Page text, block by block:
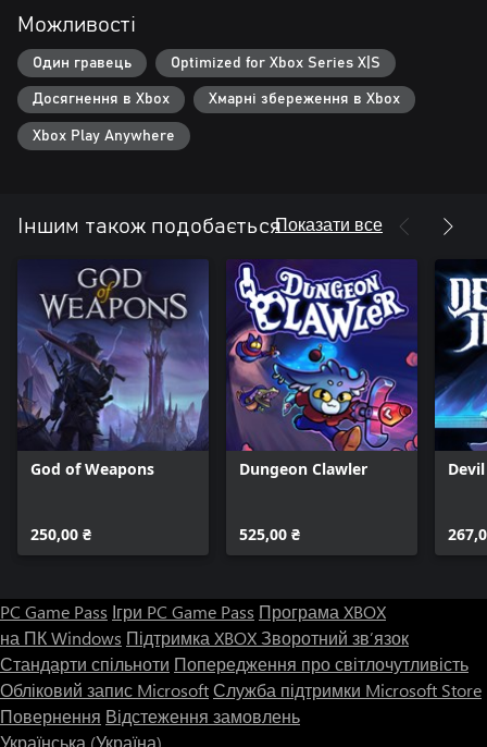
Можливості
Один гравець Optimized for Xbox Series X|S
Досягнення в Xbox Хмарні збереження в Xbox
Xbox Play Anywhere
Іншим також подобаєтьсяПоказати все
God of Weapons
250,00 ₴
Dungeon Clawler
525,00 ₴
PC Game Pass Ігри PC Game Pass Програма XBOX
на ПК Windows Підтримка XBOXЗворотний зв’язок
Стандарти спільноти Попередження про світлочутливість
Обліковий запис MicrosoftСлужба підтримки Microsoft Store
Повернення Відстеження замовлень
Українська (Україна)